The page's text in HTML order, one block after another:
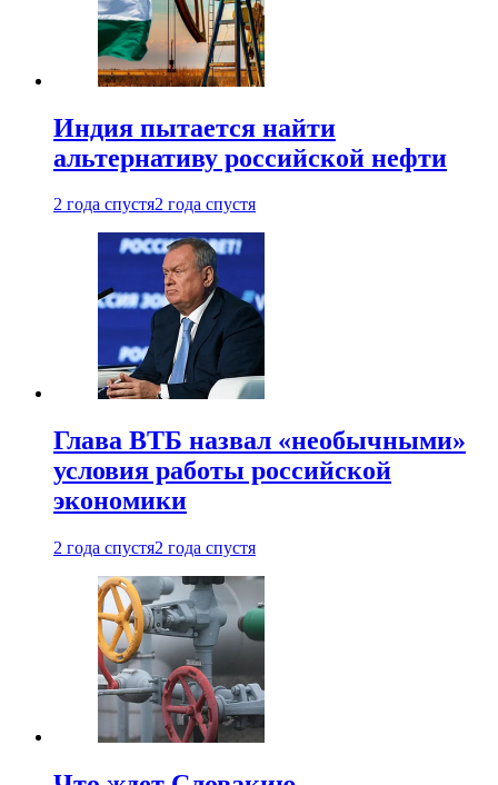
Индия пытается найти
альтернативу российской нефти
2 года спустя2 года спустя
Глава ВТБ назвал «необычными»
условия работы российской
экономики
2 года спустя2 года спустя